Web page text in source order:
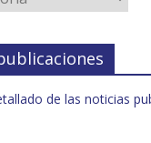
de las noticias